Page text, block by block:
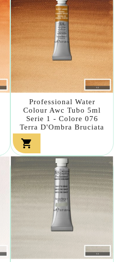
Professional Water
Colour Awc Tubo 5ml
Serie 1 - Colore 076
Terra D'Ombra Bruciata
